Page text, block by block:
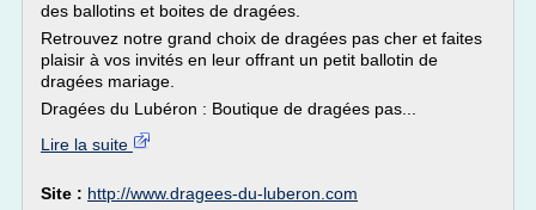
des ballotins et boites de dragées.
Retrouvez notre grand choix de dragées pas cher et faites
plaisir à vos invités en leur offrant un petit ballotin de
dragées mariage.
Dragées du Lubéron : Boutique de dragées pas...
Lire la suite
Site : http://www.dragees-du-luberon.com